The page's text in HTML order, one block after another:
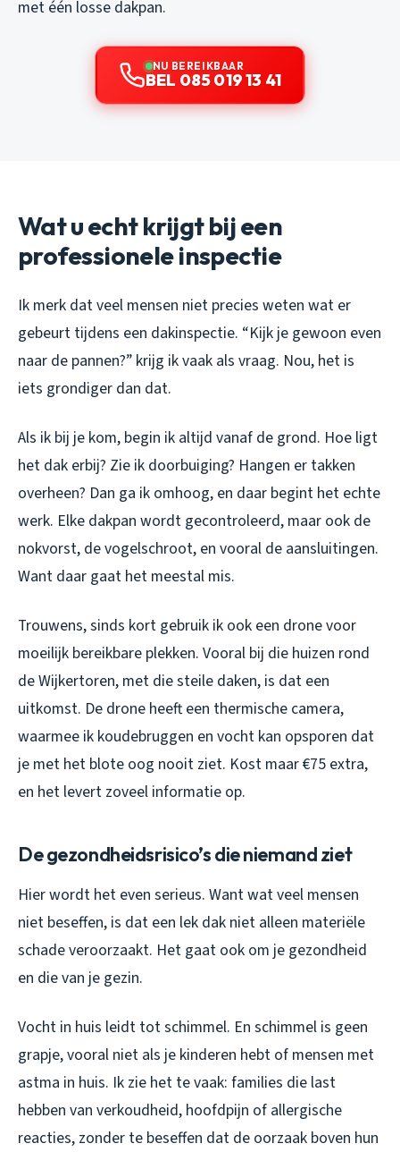
met één losse dakpan.
NU BEREIKBAAR
BEL 085 019 13 41
Wat u echt krijgt bij een
professionele inspectie
Ik merk dat veel mensen niet precies weten wat er
gebeurt tijdens een dakinspectie. “Kijk je gewoon even
naar de pannen?” krijg ik vaak als vraag. Nou, het is
iets grondiger dan dat.
Als ik bij je kom, begin ik altijd vanaf de grond. Hoe ligt
het dak erbij? Zie ik doorbuiging? Hangen er takken
overheen? Dan ga ik omhoog, en daar begint het echte
werk. Elke dakpan wordt gecontroleerd, maar ook de
nokvorst, de vogelschroot, en vooral de aansluitingen.
Want daar gaat het meestal mis.
Trouwens, sinds kort gebruik ik ook een drone voor
moeilijk bereikbare plekken. Vooral bij die huizen rond
de Wijkertoren, met die steile daken, is dat een
uitkomst. De drone heeft een thermische camera,
waarmee ik koudebruggen en vocht kan opsporen dat
je met het blote oog nooit ziet. Kost maar €75 extra,
en het levert zoveel informatie op.
De gezondheidsrisico’s die niemand ziet
Hier wordt het even serieus. Want wat veel mensen
niet beseffen, is dat een lek dak niet alleen materiële
schade veroorzaakt. Het gaat ook om je gezondheid
en die van je gezin.
Vocht in huis leidt tot schimmel. En schimmel is geen
grapje, vooral niet als je kinderen hebt of mensen met
astma in huis. Ik zie het te vaak: families die last
hebben van verkoudheid, hoofdpijn of allergische
reacties, zonder te beseffen dat de oorzaak boven hun